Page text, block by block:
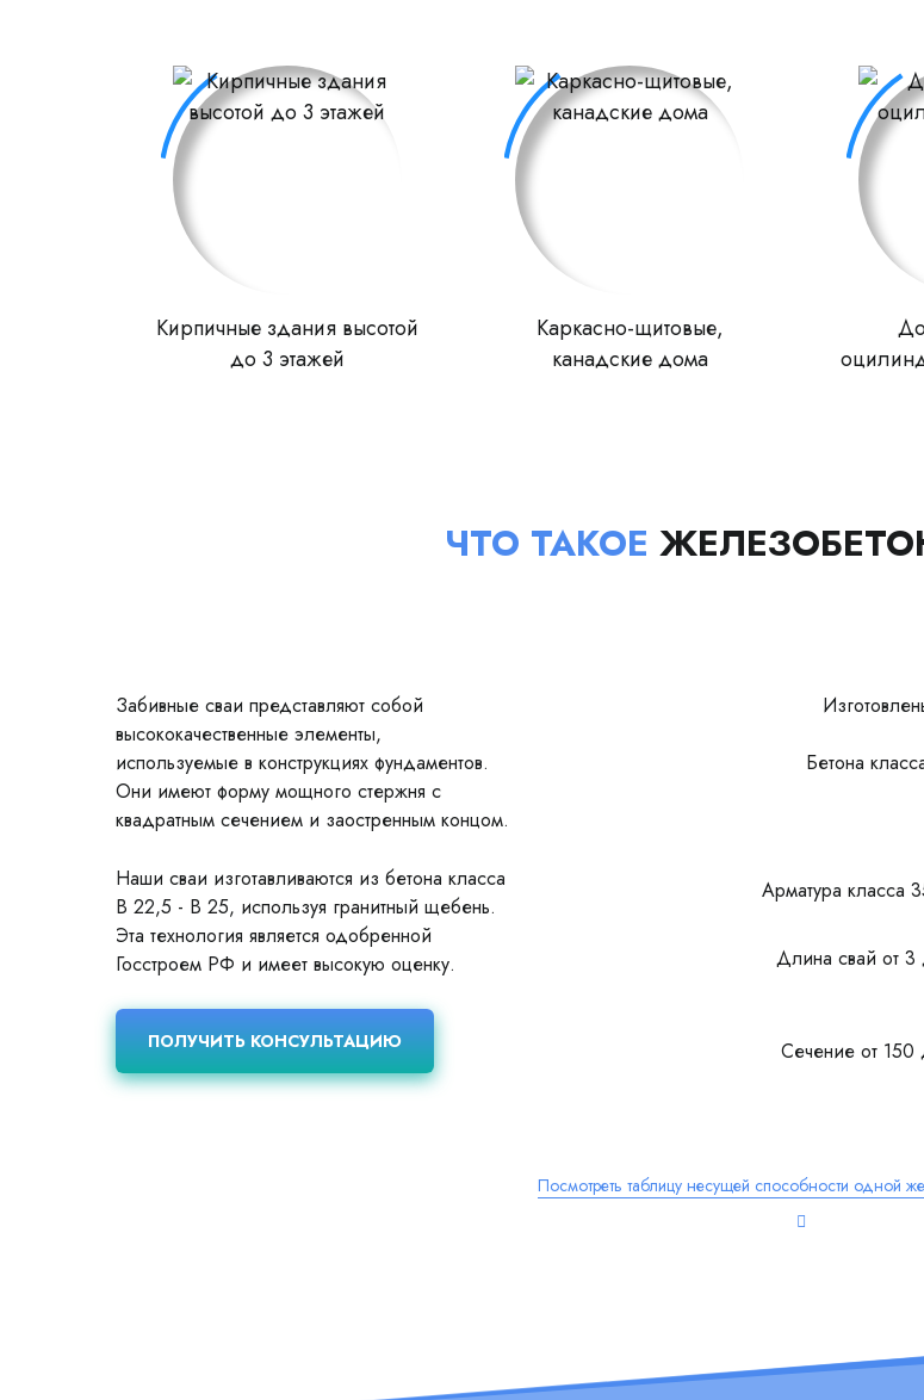
Кирпичные здания высотой
до 3 этажей
Каркасно-щитовые,
канадские дома
ЧТО ТАКОЕ
Забивные сваи представляют собой
высококачественные элементы,
используемые в конструкциях фундаментов.
Они имеют форму мощного стержня с
квадратным сечением и заостренным концом.
Наши сваи изготавливаются из бетона класса
В 22,5 - В 25, используя гранитный щебень.
Эта технология является одобренной
Госстроем РФ и имеет высокую оценку.
ПОЛУЧИТЬ КОНСУЛЬТАЦИЮ
Бетона
Арматура класса
Длина свай от
Сечение от
Посмотреть таблицу несущей способности одной